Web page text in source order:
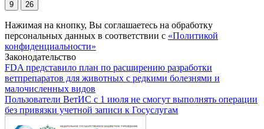
9 26
Нажимая на кнопку, Вы соглашаетесь на обработку
персональных данных в соответствии с «Политикой
конфиденциальности»
Законодательство
FDA представило план по расширению разработки
ветпрепаратов для животных с редкими болезнями и
малочисленных видов
Пользователи ВетИС с 1 июля не смогут выполнять операции
без привязки учетной записи к Госуслугам